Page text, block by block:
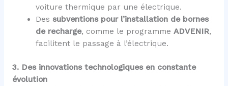
voiture thermique par une électrique.
Des subventions pour l’installation de bornes
de recharge, comme le programmeADVENIR,
facilitent le passage à l’électrique.
3. Des innovations technologiques en constante
évolution